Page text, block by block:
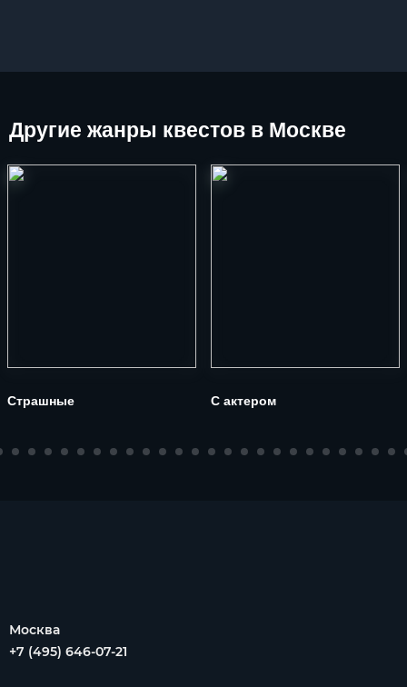
Другие жанры квестов в Москве
Страшные С актером
Москва
+7 (495) 646-07-21